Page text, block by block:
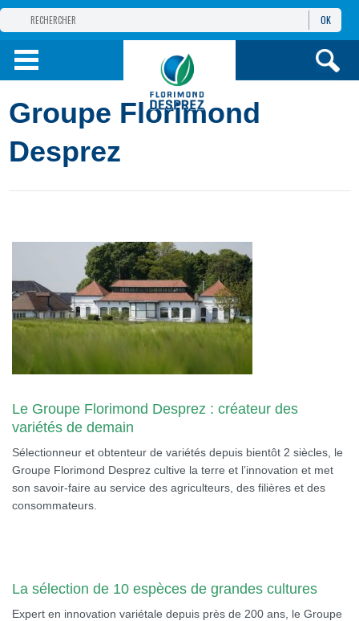
GROUPE
PRODUITS
INFOSET SERVICES
OK
Groupe Florimond
Desprez
Le Groupe Florimond Desprez : créateur des
variétés de demain
Sélectionneur et obtenteur de variétés depuis bientôt 2 siècles, le
Groupe Florimond Desprez cultive la terre et l’innovation et met
son savoir-faire au service des agriculteurs, des filières et des
consommateurs.
La sélection de 10 espèces de grandes cultures
Expert en innovation variétale depuis près de 200 ans, le Groupe